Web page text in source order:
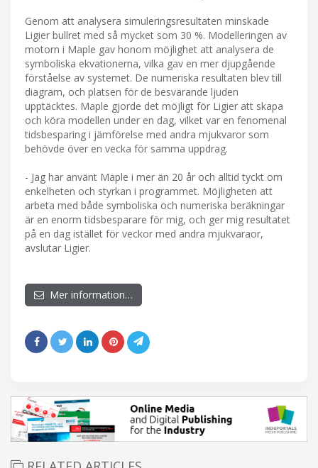
Genom att analysera simuleringsresultaten minskade
Ligier bullret med så mycket som 30 %. Modelleringen av
motorn i Maple gav honom möjlighet att analysera de
symboliska ekvationerna, vilka gav en mer djupgående
förståelse av systemet. De numeriska resultaten blev till
diagram, och platsen för de besvärande ljuden
upptäcktes. Maple gjorde det möjligt för Ligier att skapa
och köra modellen under en dag, vilket var en fenomenal
tidsbesparing i jämförelse med andra mjukvaror som
behövde över en vecka för samma uppdrag.
- Jag har använt Maple i mer än 20 år och alltid tyckt om
enkelheten och styrkan i programmet. Möjligheten att
arbeta med både symboliska och numeriska beräkningar
är en enorm tidsbesparare för mig, och ger mig resultatet
på en dag istället för veckor med andra mjukvaraor,
avslutar Ligier.
Mer information…